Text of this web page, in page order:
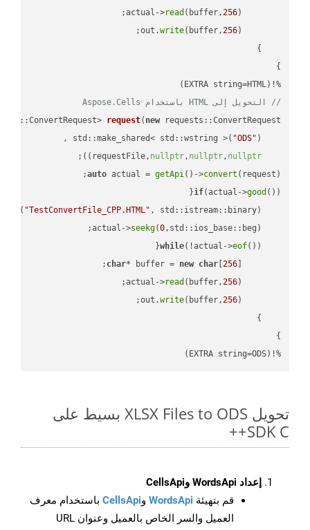
read (buffer,256
write(buffer,256
%!(EXTRA string=HTML)
// التحويل إلى HTML باستخدام Aspose.Cells
request( new
"ODS"
    requestFile,
nullptr, nullptr, nullptr
))
;
auto actual = getApi()->convert (request);
if(actual->good
( "TestConvertFile_CPP.HTML" , std::istream::binary)
seekg(0
while(!actual->eof
char* buffer = new char[ 256
read (buffer,256
write(buffer,256
%!(EXTRA string=ODS)
تحويل XLSX Files to ODS بسيط على
SDK C++
إعداد WordsApi وCellsApi
قم بتهيئة WordsApi وCellsApi باستخدام معرف
العميل والسر الخاص بالعميل وعنوان URL